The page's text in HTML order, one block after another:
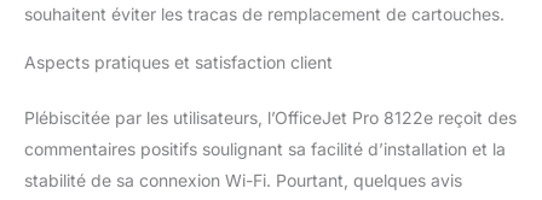
utilisation avec des
puce HP originale ; les
puce non HP pourraient
ne pas fonctionner ou
souhaitent éviter les tracas de remplacement de cartouches.
Aspects pratiques et satisfaction client
Plébiscitée par les utilisateurs, l’OfficeJet Pro 8122e reçoit des
commentaires positifs soulignant sa facilité d’installation et la
stabilité de sa connexion Wi-Fi. Pourtant, quelques avis